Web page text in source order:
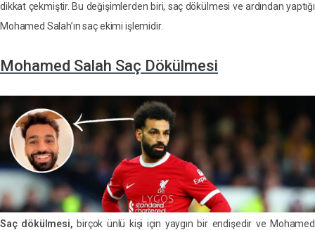
dikkat çekmiştir. Bu değişimlerden biri, saç dökülmesi ve ardından yaptığı
Mohamed Salah’ın saç ekimi işlemidir.
Mohamed Salah Saç Dökülmesi
Saç dökülmesi, birçok ünlü kişi için yaygın bir endişedir ve Mohamed